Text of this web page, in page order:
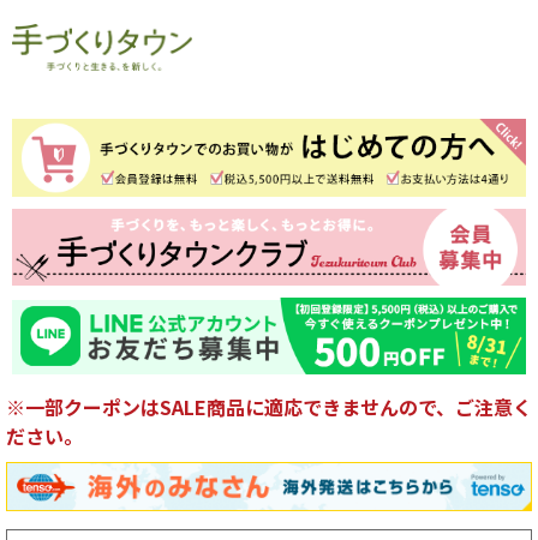
※一部クーポンはSALE商品に適応できませんので、ご注意く
ださい。